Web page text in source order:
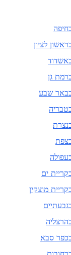
חיפה
ראשון לציון
אשדוד
רמת גן
באר שבע
טבריה
נצרת
צפת
עפולה
קריית ים
קריית מוצקין
גבעתיים
הרצליה
כפר סבא